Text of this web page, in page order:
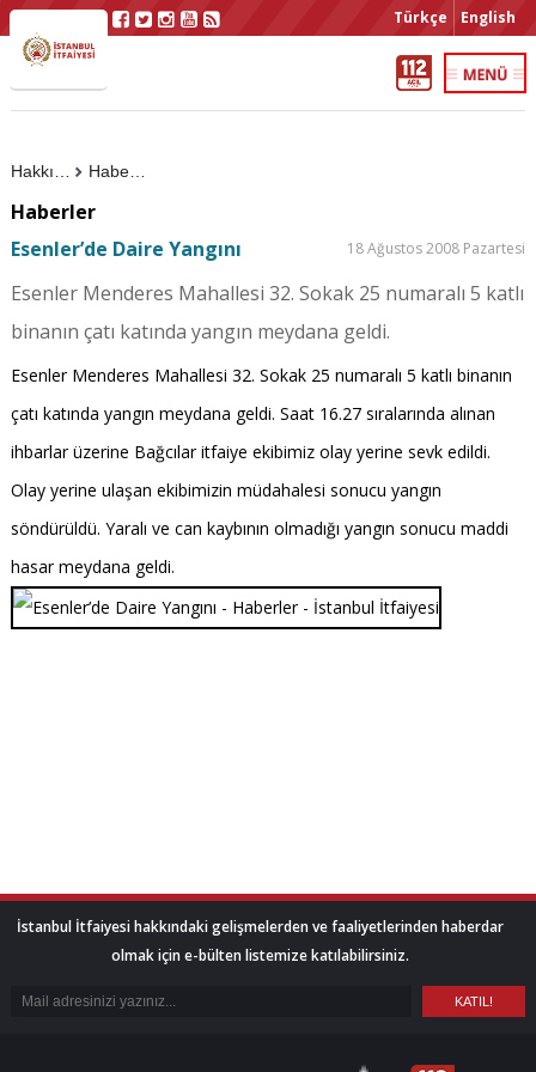
Türkçe English
Haberler
Haberler
Esenler’de Daire Yangını
18 Ağustos 2008 Pazartesi
Esenler Menderes Mahallesi 32. Sokak 25 numaralı 5 katlı
binanın çatı katında yangın meydana geldi.
Esenler Menderes Mahallesi 32. Sokak 25 numaralı 5 katlı binanın
çatı katında yangın meydana geldi. Saat 16.27 sıralarında alınan
ihbarlar üzerine Bağcılar itfaiye ekibimiz olay yerine sevk edildi.
Olay yerine ulaşan ekibimizin müdahalesi sonucu yangın
söndürüldü. Yaralı ve can kaybının olmadığı yangın sonucu maddi
hasar meydana geldi.
İstanbul İtfaiyesi hakkındaki gelişmelerden ve faaliyetlerinden haberdar
olmak için e-bülten listemize katılabilirsiniz.